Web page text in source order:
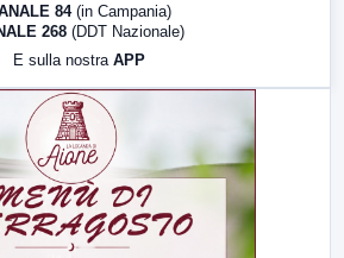
84 (in Campania)
268 (DDT Nazionale)
E sulla nostra APP